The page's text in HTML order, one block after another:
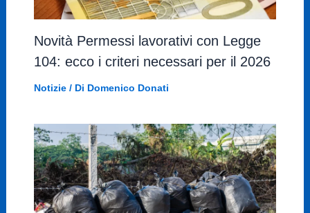
Novità Permessi lavorativi con Legge
104: ecco i criteri necessari per il 2026
Notizie/ Di Domenico Donati